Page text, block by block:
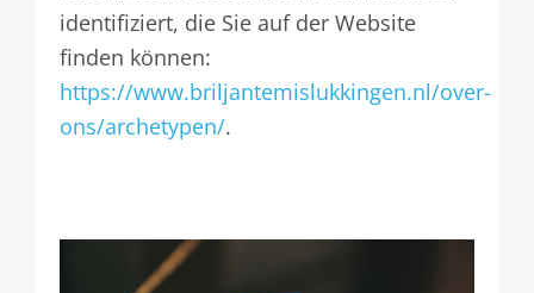
identifiziert, die Sie auf der Website
finden können:
https://www.briljantemislukkingen.nl/over-
ons/archetypen/.